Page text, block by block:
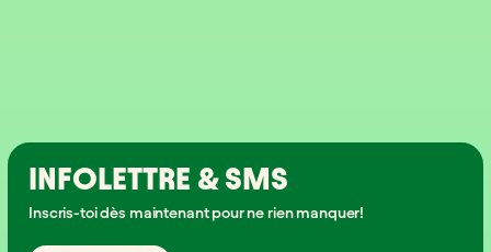
INFOLETTRE & SMS
Inscris-toi dès maintenant pour ne rien manquer!